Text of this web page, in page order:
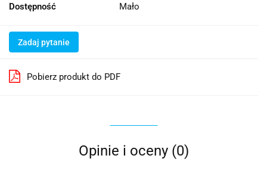
Dostępność Mało
Zadaj pytanie
Pobierz produkt do PDF
Opinie i oceny (0)